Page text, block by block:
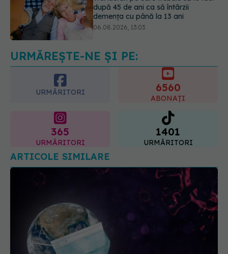
Colebil și Panzcebil, blocate
temporar în farmacii. ANMDMR
06.08.2026, 16:37
URMĂREȘTE-NE ȘI PE:
URMĂRITORI 6560
ABONAȚI
365
URMĂRITORI
1401
URMĂRITORI
ARTICOLE SIMILARE